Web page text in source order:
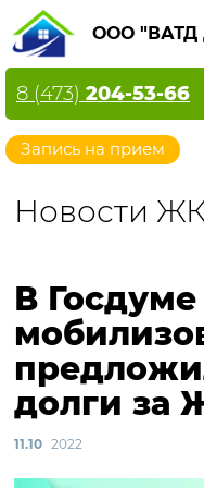
ООО "ВАТД
Запись на прием
8 (473) 204-53-66
Новости
В Госдуме
долги за
11.10 2022